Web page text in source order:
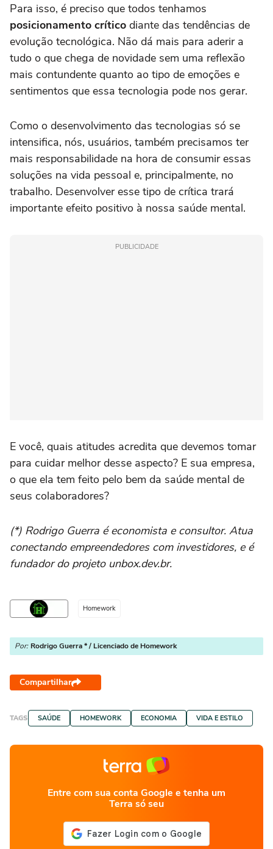
Para isso, é preciso que todos tenhamos
posicionamento crítico diante das tendências de
evolução tecnológica. Não dá mais para aderir a
tudo o que chega de novidade sem uma reflexão
mais contundente quanto ao tipo de emoções e
sentimentos que essa tecnologia pode nos gerar.
Como o desenvolvimento das tecnologias só se
intensifica, nós, usuários, também precisamos ter
mais responsabilidade na hora de consumir essas
soluções na vida pessoal e, principalmente, no
trabalho. Desenvolver esse tipo de crítica trará
importante efeito positivo à nossa saúde mental.
PUBLICIDADE
E você, quais atitudes acredita que devemos tomar
para cuidar melhor desse aspecto? E sua empresa,
o que ela tem feito pelo bem da saúde mental de
seus colaboradores?
(*) Rodrigo Guerra é economista e consultor. Atua
conectando empreendedores com investidores, e é
fundador do projeto unbox.dev.br.
Homework
Por: Rodrigo Guerra * / Licenciado de Homework
Compartilhar
TAGS SAÚDE HOMEWORK ECONOMIA VIDA E ESTILO
Entre com sua conta Google e tenha um
Terra só seu